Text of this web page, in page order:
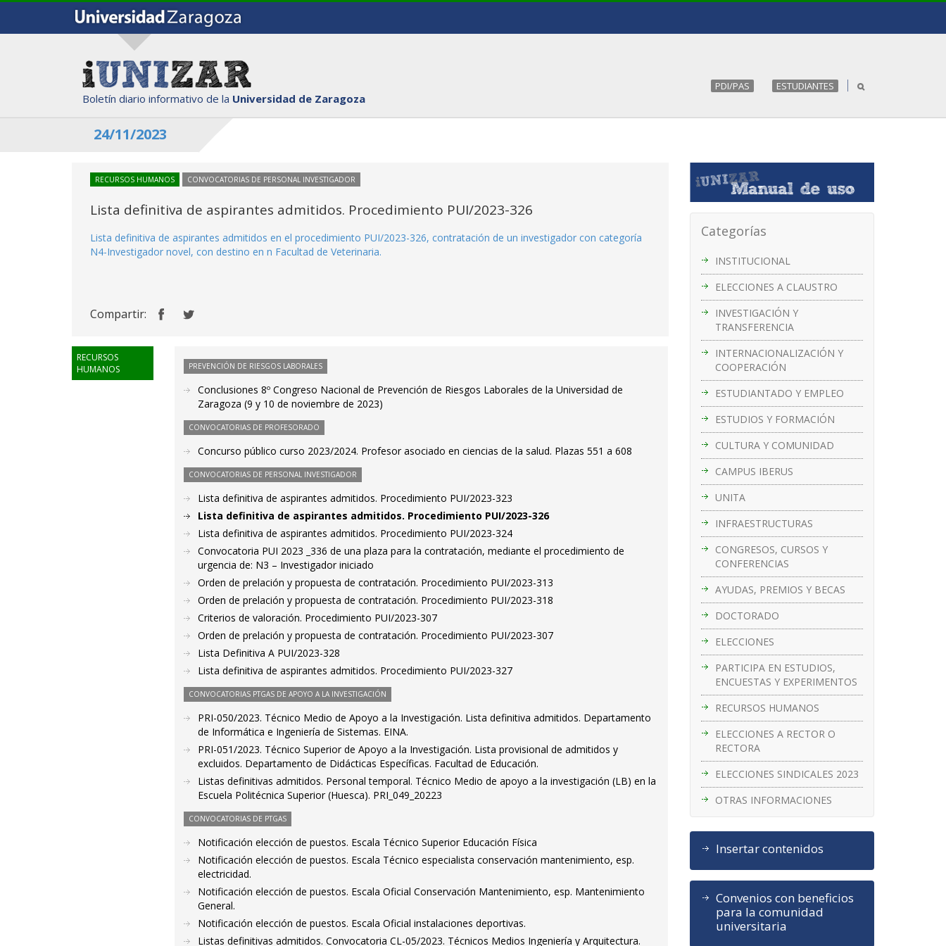
Boletín diario informativo de la Universidad de Zaragoza
PDI/PAS ESTUDIANTES
24/11/2023
Categorías
INSTITUCIONAL
ELECCIONES A CLAUSTRO
INVESTIGACIÓN Y
TRANSFERENCIA
INTERNACIONALIZACIÓN Y
COOPERACIÓN
ESTUDIANTADO Y EMPLEO
ESTUDIOS Y FORMACIÓN
CULTURA Y COMUNIDAD
CAMPUS IBERUS
UNITA
INFRAESTRUCTURAS
CONGRESOS, CURSOS Y
CONFERENCIAS
AYUDAS, PREMIOS Y BECAS
DOCTORADO
ELECCIONES
PARTICIPA EN ESTUDIOS,
ENCUESTAS Y EXPERIMENTOS
RECURSOS HUMANOS
ELECCIONES A RECTOR O
RECTORA
ELECCIONES SINDICALES 2023
OTRAS INFORMACIONES
Insertar contenidos
Convenios con beneficios
para la comunidad
universitaria
RECURSOS HUMANOS CONVOCATORIAS DE PERSONAL INVESTIGADOR
Lista definitiva de aspirantes admitidos. Procedimiento PUI/2023-326
Lista definitiva de aspirantes admitidos en el procedimiento PUI/2023-326, contratación de un investigador con categoría
N4-Investigador novel, con destino en n Facultad de Veterinaria.
Compartir:
RECURSOS
HUMANOS
PREVENCIÓN DE RIESGOS LABORALES
Conclusiones 8º Congreso Nacional de Prevención de Riesgos Laborales de la Universidad de
Zaragoza (9 y 10 de noviembre de 2023)
CONVOCATORIAS DE PROFESORADO
Concurso público curso 2023/2024. Profesor asociado en ciencias de la salud. Plazas 551 a 608
CONVOCATORIAS DE PERSONAL INVESTIGADOR
Lista definitiva de aspirantes admitidos. Procedimiento PUI/2023-323
Lista definitiva de aspirantes admitidos. Procedimiento PUI/2023-326
Lista definitiva de aspirantes admitidos. Procedimiento PUI/2023-324
Convocatoria PUI 2023 _336 de una plaza para la contratación, mediante el procedimiento de
urgencia de: N3 – Investigador iniciado
Orden de prelación y propuesta de contratación. Procedimiento PUI/2023-313
Orden de prelación y propuesta de contratación. Procedimiento PUI/2023-318
Criterios de valoración. Procedimiento PUI/2023-307
Orden de prelación y propuesta de contratación. Procedimiento PUI/2023-307
Lista Definitiva A PUI/2023-328
Lista definitiva de aspirantes admitidos. Procedimiento PUI/2023-327
CONVOCATORIAS PTGAS DE APOYO A LA INVESTIGACIÓN
PRI-050/2023. Técnico Medio de Apoyo a la Investigación. Lista definitiva admitidos. Departamento
de Informática e Ingeniería de Sistemas. EINA.
PRI-051/2023. Técnico Superior de Apoyo a la Investigación. Lista provisional de admitidos y
excluidos. Departamento de Didácticas Específicas. Facultad de Educación.
Listas definitivas admitidos. Personal temporal. Técnico Medio de apoyo a la investigación (LB) en la
Escuela Politécnica Superior (Huesca). PRI_049_20223
CONVOCATORIAS DE PTGAS
Notificación elección de puestos. Escala Técnico Superior Educación Física
Notificación elección de puestos. Escala Técnico especialista conservación mantenimiento, esp.
electricidad.
Notificación elección de puestos. Escala Oficial Conservación Mantenimiento, esp. Mantenimiento
General.
Notificación elección de puestos. Escala Oficial instalaciones deportivas.
Listas definitivas admitidos. Convocatoria CL-05/2023. Técnicos Medios Ingeniería y Arquitectura.